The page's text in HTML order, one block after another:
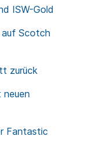
ISW-Gold
auf Scotch
zurück
neuen
Fantastic